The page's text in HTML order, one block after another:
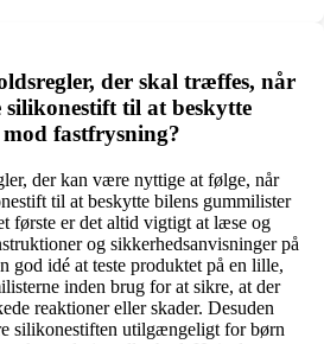
der skal træffes, når
til at beskytte
fastfrysning?
der kan være nyttige at følge, når
til at beskytte bilens gummilister
første er det altid vigtigt at læse og
og sikkerhedsanvisninger på
god idé at teste produktet på en lille,
inden brug for at sikre, at der
reaktioner eller skader. Desuden
silikonestiften utilgængeligt for børn